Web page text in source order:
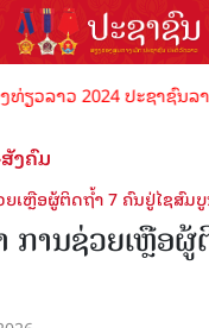
ລາວ 2024 ປະຊາຊົນລາ
ງຄົມ
ເຫຼືອຜູ້ຕິດຖໍ້າ 7 ຄົນຢູ່ໄຊສົມ
ານຊ່ວຍເຫຼືອຜູ້